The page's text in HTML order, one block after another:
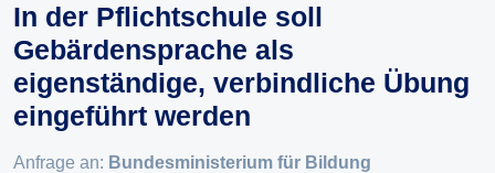
In der Pflichtschule soll
Gebärdensprache als
eigenständige, verbindliche Übung
eingeführt werden
Anfrage an: Bundesministerium für Bildung